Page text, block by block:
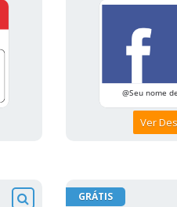
Ver
GRÁTIS